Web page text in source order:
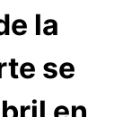
la
se